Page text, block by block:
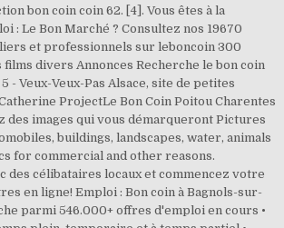
bon coin coin 62. [4]. Vous êtes à la
: Le Bon Marché ? Consultez nos 19670
et professionnels sur leboncoin 300
films divers Annonces Recherche le bon coin
- Veux-Veux-Pas Alsace, site de petites
ProjectLe Bon Coin Poitou Charentes
des images qui vous démarqueront Pictures
buildings, landscapes, water, animals
for commercial and other reasons.
des célibataires locaux et commencez votre
en ligne! Emploi : Bon coin à Bagnols-sur-
parmi 546.000+ offres d'emploi en cours •